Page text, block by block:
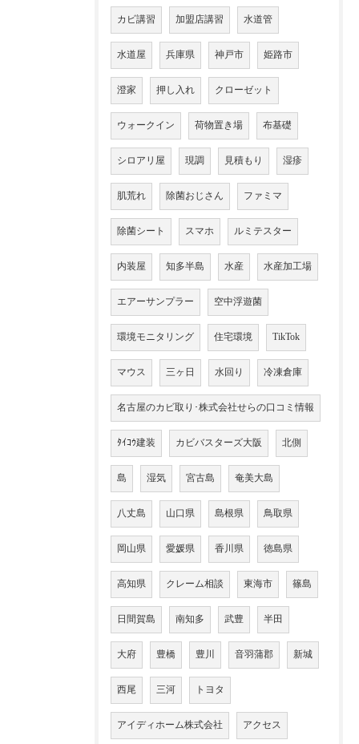
カビ講習 加盟店講習 水道管
水道屋 兵庫県 神戸市 姫路市
澄家 押し入れ クローゼット
ウォークイン 荷物置き場 布基礎
シロアリ屋 現調 見積もり 湿疹
肌荒れ 除菌おじさん ファミマ
除菌シート スマホ ルミテスター
内装屋 知多半島 水産 水産加工場
エアーサンプラー 空中浮遊菌
環境モニタリング 住宅環境 TikTok
マウス 三ヶ日 水回り 冷凍倉庫
名古屋のカビ取り･株式会社せらの口コミ情報
ﾀｲｺｳ建装 カビバスターズ大阪 北側
島 湿気 宮古島 奄美大島
八丈島 山口県 島根県 鳥取県
岡山県 愛媛県 香川県 徳島県
高知県 クレーム相談 東海市 篠島
日間賀島 南知多 武豊 半田
大府 豊橋 豊川 音羽蒲郡 新城
西尾 三河 トヨタ
アイディホーム株式会社 アクセス